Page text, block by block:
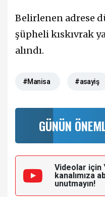
Belirlenen adrese
şüpheli kıskıvrak
alındı.
#Manisa #asayiş
GÜNÜN
Videolar için
kanalımıza
unutmayın!